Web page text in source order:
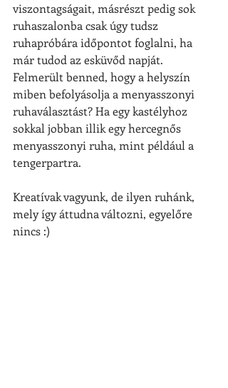
viszontagságait, másrészt pedig sok
ruhaszalonba csak úgy tudsz
ruhapróbára időpontot foglalni, ha
már tudod az esküvőd napját.
Felmerült benned, hogy a helyszín
miben befolyásolja a menyasszonyi
ruhaválasztást? Ha egy kastélyhoz
sokkal jobban illik egy hercegnős
menyasszonyi ruha, mint például a
tengerpartra.
Kreatívak vagyunk, de ilyen ruhánk,
mely így áttudna változni, egyelőre
nincs :)